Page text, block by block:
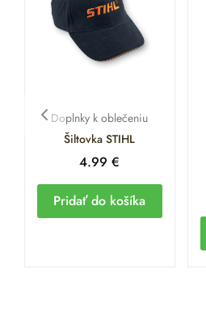
Doplnky k oblečeniu
Šiltovka STIHL
4.99€
Pridať do košíka